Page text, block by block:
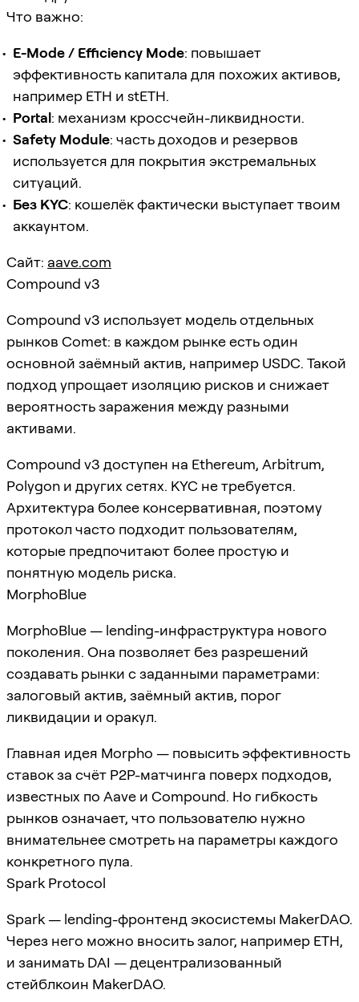
Что важно:
E-Mode / Efficiency Mode: повышает
эффективность капитала для похожих активов,
например ETH и stETH.
Portal: механизм кроссчейн-ликвидности.
Safety Module: часть доходов и резервов
используется для покрытия экстремальных
ситуаций.
Без KYC: кошелёк фактически выступает твоим
аккаунтом.
Сайт: aave.com
Compound v3
Compound v3 использует модель отдельных
рынков Comet: в каждом рынке есть один
основной заёмный актив, например USDC. Такой
подход упрощает изоляцию рисков и снижает
вероятность заражения между разными
активами.
Compound v3 доступен на Ethereum, Arbitrum,
Polygon и других сетях. KYC не требуется.
Архитектура более консервативная, поэтому
протокол часто подходит пользователям,
которые предпочитают более простую и
понятную модель риска.
MorphoBlue
MorphoBlue — lending-инфраструктура нового
поколения. Она позволяет без разрешений
создавать рынки с заданными параметрами:
залоговый актив, заёмный актив, порог
ликвидации и оракул.
Главная идея Morpho — повысить эффективность
ставок за счёт P2P-матчинга поверх подходов,
известных по Aave и Compound. Но гибкость
рынков означает, что пользователю нужно
внимательнее смотреть на параметры каждого
конкретного пула.
Spark Protocol
Spark — lending-фронтенд экосистемы MakerDAO.
Через него можно вносить залог, например ETH,
и занимать DAI — децентрализованный
стейблкоин MakerDAO.